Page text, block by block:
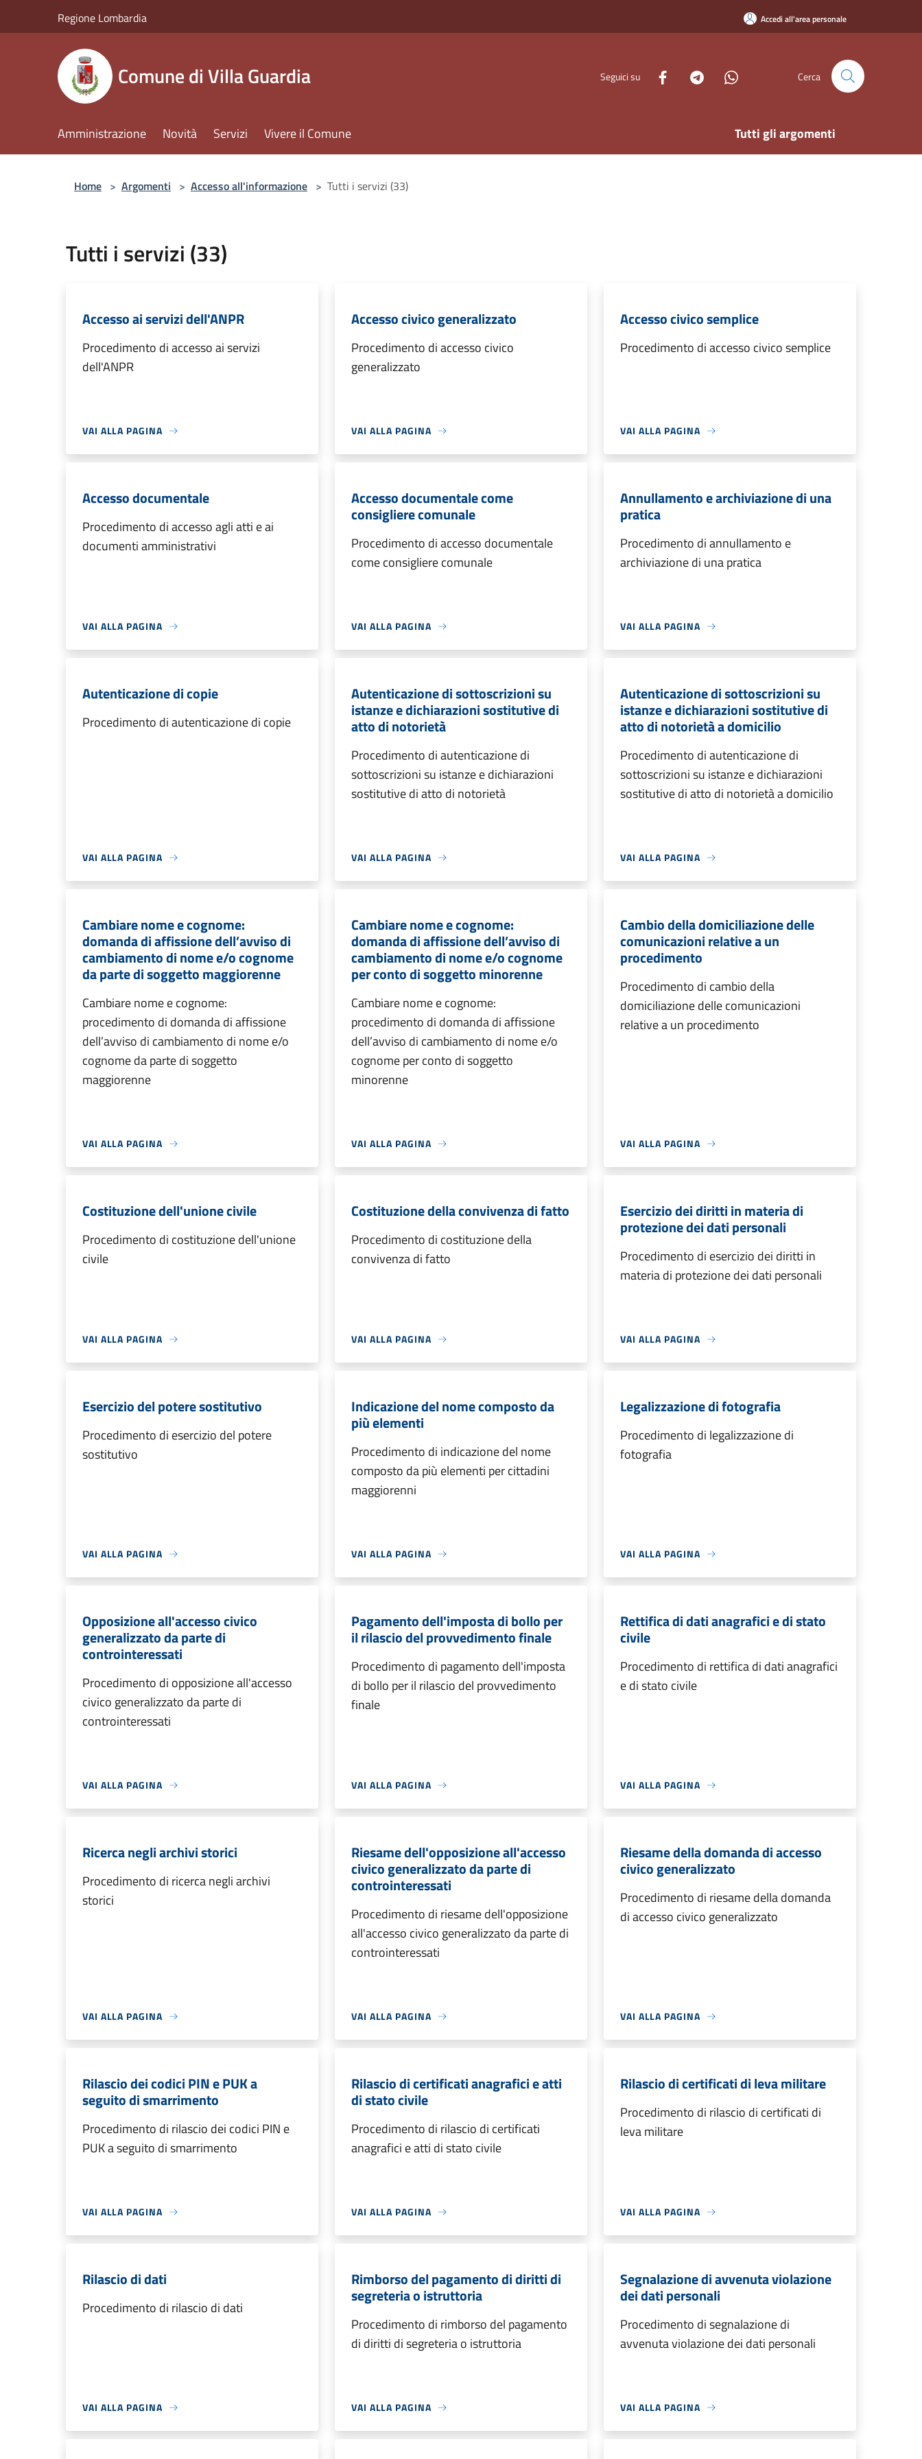
Regione Lombardia Accedi all'area personale
Comune di Villa Guardia Seguici su Cerca
Amministrazione Novità Servizi Vivere il Comune Tutti gli argomenti
Home > Argomenti > Accesso all'informazione > Tutti i servizi (33)
Tutti i servizi (33)
Accesso ai servizi dell'ANPR
Procedimento di accesso ai servizi
dell'ANPR
VAI ALLA PAGINA
Accesso civico generalizzato
Procedimento di accesso civico
generalizzato
VAI ALLA PAGINA
Accesso civico semplice
Procedimento di accesso civico semplice
VAI ALLA PAGINA
Accesso documentale
Procedimento di accesso agli atti e ai
documenti amministrativi
VAI ALLA PAGINA
Accesso documentale come
consigliere comunale
Procedimento di accesso documentale
come consigliere comunale
VAI ALLA PAGINA
Annullamento e archiviazione di una
pratica
Procedimento di annullamento e
archiviazione di una pratica
VAI ALLA PAGINA
Autenticazione di copie
Procedimento di autenticazione di copie
VAI ALLA PAGINA
Autenticazione di sottoscrizioni su
istanze e dichiarazioni sostitutive di
atto di notorietà
Procedimento di autenticazione di
sottoscrizioni su istanze e dichiarazioni
sostitutive di atto di notorietà
VAI ALLA PAGINA
Autenticazione di sottoscrizioni su
istanze e dichiarazioni sostitutive di
atto di notorietà a domicilio
Procedimento di autenticazione di
sottoscrizioni su istanze e dichiarazioni
sostitutive di atto di notorietà a domicilio
VAI ALLA PAGINA
Cambiare nome e cognome:
domanda di affissione dell’avviso di
cambiamento di nome e/o cognome
da parte di soggetto maggiorenne
Cambiare nome e cognome:
procedimento di domanda di affissione
dell’avviso di cambiamento di nome e/o
cognome da parte di soggetto
maggiorenne
VAI ALLA PAGINA
Cambiare nome e cognome:
domanda di affissione dell’avviso di
cambiamento di nome e/o cognome
per conto di soggetto minorenne
Cambiare nome e cognome:
procedimento di domanda di affissione
dell’avviso di cambiamento di nome e/o
cognome per conto di soggetto
minorenne
VAI ALLA PAGINA
Cambio della domiciliazione delle
comunicazioni relative a un
procedimento
Procedimento di cambio della
domiciliazione delle comunicazioni
relative a un procedimento
VAI ALLA PAGINA
Costituzione dell'unione civile
Procedimento di costituzione dell'unione
civile
VAI ALLA PAGINA
Costituzione della convivenza di fatto
Procedimento di costituzione della
convivenza di fatto
VAI ALLA PAGINA
Esercizio dei diritti in materia di
protezione dei dati personali
Procedimento di esercizio dei diritti in
materia di protezione dei dati personali
VAI ALLA PAGINA
Esercizio del potere sostitutivo
Procedimento di esercizio del potere
sostitutivo
VAI ALLA PAGINA
Indicazione del nome composto da
più elementi
Procedimento di indicazione del nome
composto da più elementi per cittadini
maggiorenni
VAI ALLA PAGINA
Legalizzazione di fotografia
Procedimento di legalizzazione di
fotografia
VAI ALLA PAGINA
Opposizione all'accesso civico
generalizzato da parte di
controinteressati
Procedimento di opposizione all'accesso
civico generalizzato da parte di
controinteressati
VAI ALLA PAGINA
Pagamento dell'imposta di bollo per
il rilascio del provvedimento finale
Procedimento di pagamento dell'imposta
di bollo per il rilascio del provvedimento
finale
VAI ALLA PAGINA
Rettifica di dati anagrafici e di stato
civile
Procedimento di rettifica di dati anagrafici
e di stato civile
VAI ALLA PAGINA
Ricerca negli archivi storici
Procedimento di ricerca negli archivi
storici
VAI ALLA PAGINA
Riesame dell'opposizione all'accesso
civico generalizzato da parte di
controinteressati
Procedimento di riesame dell'opposizione
all'accesso civico generalizzato da parte di
controinteressati
VAI ALLA PAGINA
Riesame della domanda di accesso
civico generalizzato
Procedimento di riesame della domanda
di accesso civico generalizzato
VAI ALLA PAGINA
Rilascio dei codici PIN e PUK a
seguito di smarrimento
Procedimento di rilascio dei codici PIN e
PUK a seguito di smarrimento
VAI ALLA PAGINA
Rilascio di certificati anagrafici e atti
di stato civile
Procedimento di rilascio di certificati
anagrafici e atti di stato civile
VAI ALLA PAGINA
Rilascio di certificati di leva militare
Procedimento di rilascio di certificati di
leva militare
VAI ALLA PAGINA
Rilascio di dati
Procedimento di rilascio di dati
VAI ALLA PAGINA
Rimborso del pagamento di diritti di
segreteria o istruttoria
Procedimento di rimborso del pagamento
di diritti di segreteria o istruttoria
VAI ALLA PAGINA
Segnalazione di avvenuta violazione
dei dati personali
Procedimento di segnalazione di
avvenuta violazione dei dati personali
VAI ALLA PAGINA